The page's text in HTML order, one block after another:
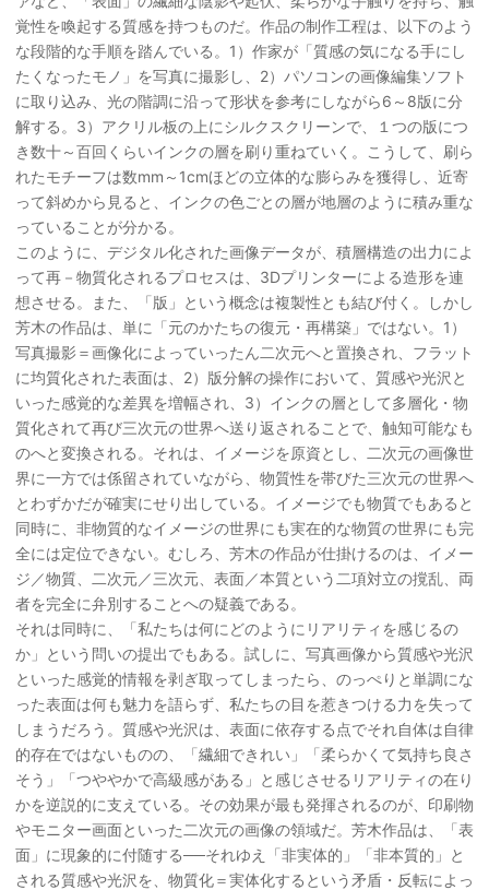
覚性を喚起する質感を持つものだ。作品の制作工程は、以下のよう
な段階的な手順を踏んでいる。1）作家が「質感の気になる手にし
たくなったモノ」を写真に撮影し、2）パソコンの画像編集ソフト
に取り込み、光の階調に沿って形状を参考にしながら6～8版に分
解する。3）アクリル板の上にシルクスクリーンで、１つの版につ
き数十～百回くらいインクの層を刷り重ねていく。こうして、刷ら
れたモチーフは数mm～1cmほどの立体的な膨らみを獲得し、近寄
って斜めから見ると、インクの色ごとの層が地層のように積み重な
っていることが分かる。
このように、デジタル化された画像データが、積層構造の出力によ
って再－物質化されるプロセスは、3Dプリンターによる造形を連
想させる。また、「版」という概念は複製性とも結び付く。しかし
芳木の作品は、単に「元のかたちの復元・再構築」ではない。1）
写真撮影＝画像化によっていったん二次元へと置換され、フラット
に均質化された表面は、2）版分解の操作において、質感や光沢と
いった感覚的な差異を増幅され、3）インクの層として多層化・物
質化されて再び三次元の世界へ送り返されることで、触知可能なも
のへと変換される。それは、イメージを原資とし、二次元の画像世
界に一方では係留されていながら、物質性を帯びた三次元の世界へ
とわずかだが確実にせり出している。イメージでも物質でもあると
同時に、非物質的なイメージの世界にも実在的な物質の世界にも完
全には定位できない。むしろ、芳木の作品が仕掛けるのは、イメー
ジ／物質、二次元／三次元、表面／本質という二項対立の撹乱、両
者を完全に弁別することへの疑義である。
それは同時に、「私たちは何にどのようにリアリティを感じるの
か」という問いの提出でもある。試しに、写真画像から質感や光沢
といった感覚的情報を剥ぎ取ってしまったら、のっぺりと単調にな
った表面は何も魅力を語らず、私たちの目を惹きつける力を失って
しまうだろう。質感や光沢は、表面に依存する点でそれ自体は自律
的存在ではないものの、「繊細できれい」「柔らかくて気持ち良さ
そう」「つややかで高級感がある」と感じさせるリアリティの在り
かを逆説的に支えている。その効果が最も発揮されるのが、印刷物
やモニター画面といった二次元の画像の領域だ。芳木作品は、「表
面」に現象的に付随する──それゆえ「非実体的」「非本質的」と
される質感や光沢を、物質化＝実体化するという矛盾・反転によっ